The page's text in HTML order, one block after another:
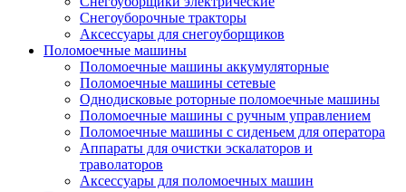
Снегоуборочные тракторы
Аксессуары для снегоуборщиков
Поломоечные машины
Поломоечные машины аккумуляторные
Поломоечные машины сетевые
Однодисковые роторные поломоечные машины
Поломоечные машины с ручным управлением
Поломоечные машины с сиденьем для оператора
Аппараты для очистки эскалаторов и
траволаторов
Аксессуары для поломоечных машин